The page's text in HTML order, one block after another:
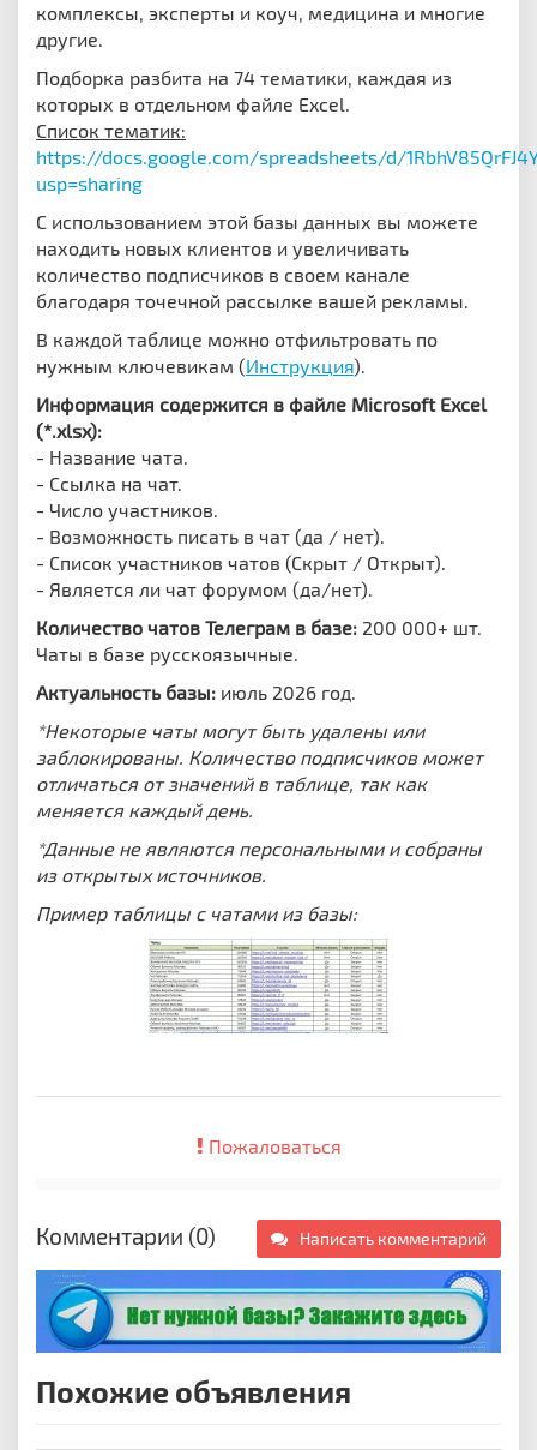
комплексы, эксперты и коуч, медицина и многие
другие.
Подборка разбита на 74 тематики, каждая из
которых в отдельном файле Excel.
Список тематик:
https://docs.google.com/spreadsheets/d/
usp=sharing
С использованием этой базы данных вы можете
находить новых клиентов и увеличивать
количество подписчиков в своем канале
благодаря точечной рассылке вашей рекламы.
В каждой таблице можно отфильтровать по
нужным ключевикам (Инструкция).
Информация содержится в файле Microsoft Excel
(*.xlsx):
- Название чата.
- Ссылка на чат.
- Число участников.
- Возможность писать в чат (да / нет).
- Список участников чатов (Скрыт / Открыт).
- Является ли чат форумом (да/нет).
Количество чатов Телеграм в базе: 200 000+ шт.
Чаты в базе русскоязычные.
Актуальность базы: июль 2026 год.
*Некоторые чаты могут быть удалены или
заблокированы. Количество подписчиков может
отличаться от значений в таблице, так как
меняется каждый день.
*Данные не являются персональными и собраны
из открытых источников.
Пример таблицы с чатами из базы:
Пожаловаться
Комментарии (0) Написать комментарий
Похожие объявления